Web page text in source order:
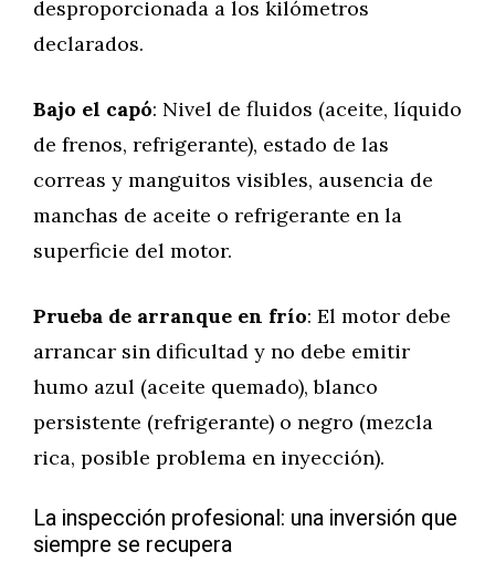
desproporcionada a los kilómetros
declarados.
Bajo el capó: Nivel de fluidos (aceite, líquido
de frenos, refrigerante), estado de las
correas y manguitos visibles, ausencia de
manchas de aceite o refrigerante en la
superficie del motor.
Prueba de arranque en frío: El motor debe
arrancar sin dificultad y no debe emitir
humo azul (aceite quemado), blanco
persistente (refrigerante) o negro (mezcla
rica, posible problema en inyección).
La inspección profesional: una inversión que
siempre se recupera